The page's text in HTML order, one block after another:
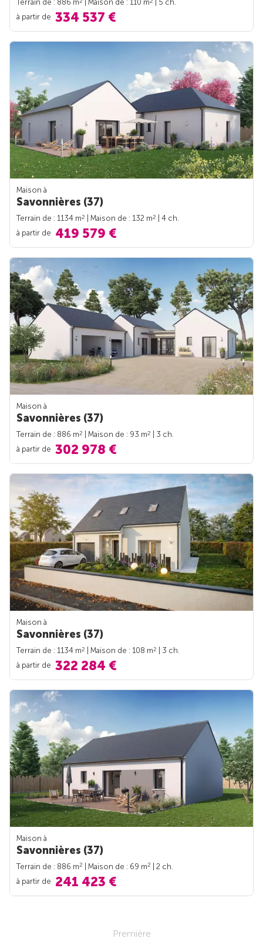
Terrain de : 886 m | Maison de : 110 m
| 5 ch.
à partir de 334 537 €
Maison à
Savonnières (37)
Terrain de : 1134 m2 | Maison de : 132 m2
| 4 ch.
à partir de 419 579 €
Maison à
Savonnières (37)
Terrain de : 886 m2 | Maison de : 93 m2
| 3 ch.
à partir de 302 978 €
Maison à
Savonnières (37)
Terrain de : 1134 m2 | Maison de : 108 m2
| 3 ch.
à partir de 322 284 €
Maison à
Savonnières (37)
Terrain de : 886 m2 | Maison de : 69 m2
| 2 ch.
à partir de 241 423 €
Première